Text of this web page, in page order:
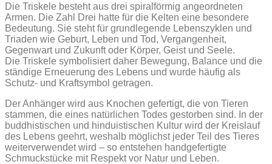
Die Triskele besteht aus drei spiralförmig angeordneten
Armen. Die Zahl Drei hatte für die Kelten eine besondere
Bedeutung. Sie steht für grundlegende Lebenszyklen und
Triaden wie Geburt, Leben und Tod, Vergangenheit,
Gegenwart und Zukunft oder Körper, Geist und Seele.
Die Triskele symbolisiert daher Bewegung, Balance und die
ständige Erneuerung des Lebens und wurde häufig als
Schutz- und Kraftsymbol getragen.
Der Anhänger wird aus Knochen gefertigt, die von Tieren
stammen, die eines natürlichen Todes gestorben sind. In der
buddhistischen und hinduistischen Kultur wird der Kreislauf
des Lebens geehrt, weshalb möglichst jeder Teil des Tieres
weiterverwendet wird – so entstehen handgefertigte
Schmuckstücke mit Respekt vor Natur und Leben.